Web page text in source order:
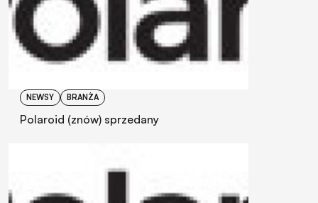
NEWSY BRANŻA
Polaroid (znów) sprzedany